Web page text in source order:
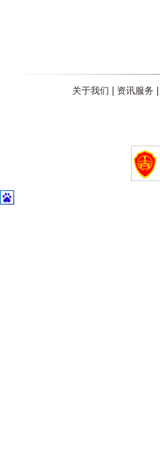
关于我们 资讯服务